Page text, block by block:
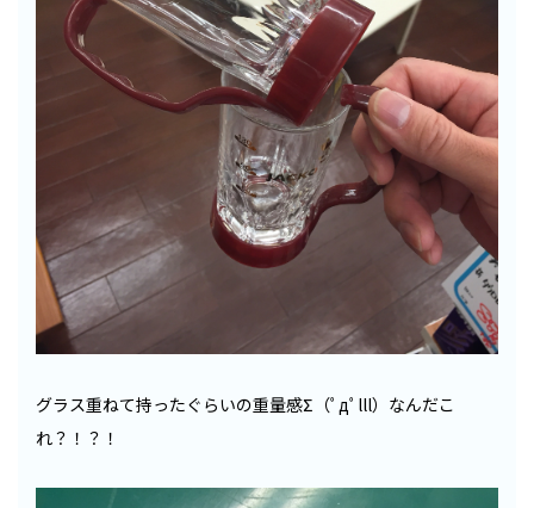
グラス重ねて持ったぐらいの重量感Σ（ﾟдﾟlll）なんだこ
れ？！？！